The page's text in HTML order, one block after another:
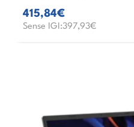
415,84€
Sense IGI:397,93€